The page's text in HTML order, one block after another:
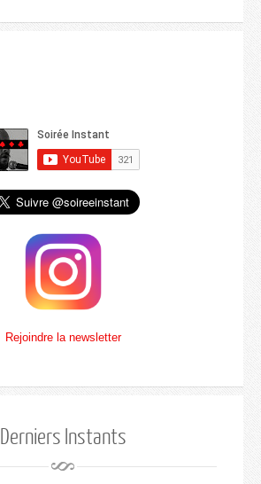
Rejoindre la newsletter
Derniers Instants